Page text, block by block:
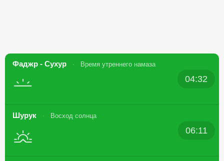
Фаджр - Сухур Время утреннего намаза
04:32
Шурук Восход солнца
06:11